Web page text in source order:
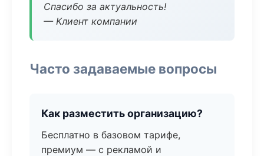
Спасибо за актуальность!
— Клиент компании
Часто задаваемые вопросы
Как разместить организацию?
Бесплатно в базовом тарифе,
премиум — с рекламой и